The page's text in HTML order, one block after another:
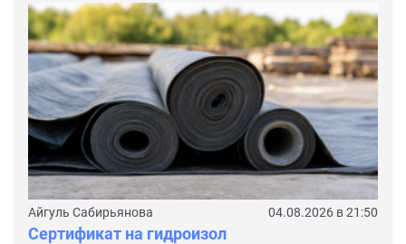
Айгуль Сабирьянова 04.08.2026 в 21:50
Сертификат на гидроизол